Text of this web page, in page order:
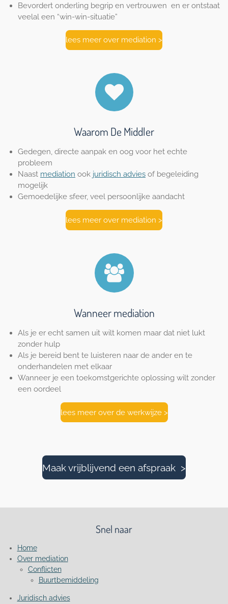
Bevordert onderling begrip en vertrouwen en er ontstaat
veelal een “win-win-situatie”
lees meer over mediation >
Waarom De Middler
Gedegen, directe aanpak en oog voor het echte
probleem
Naast mediation ook juridisch advies of begeleiding
mogelijk
Gemoedelijke sfeer, veel persoonlijke aandacht
lees meer over mediation >
Wanneer mediation
Als je er echt samen uit wilt komen maar dat niet lukt
zonder hulp
Als je bereid bent te luisteren naar de ander en te
onderhandelen met elkaar
Wanneer je een toekomstgerichte oplossing wilt zonder
een oordeel
lees meer over de werkwijze >
Maak vrijblijvend een afspraak >
Snel naar
Home
Over mediation
Conflicten
Buurtbemiddeling
Juridisch advies